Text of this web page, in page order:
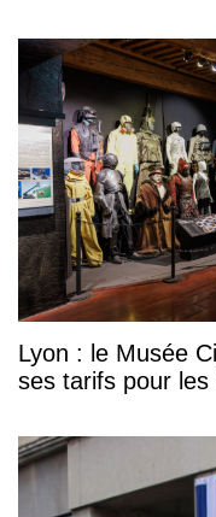
Lyon : le Musée
ses tarifs pour